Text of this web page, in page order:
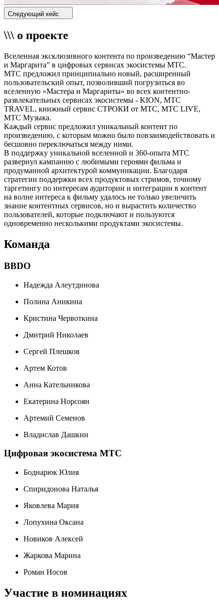
Следующий кейс
\\\ о проекте
Вселенная эксклюзивного контента по произведению “Мастер
и Маргарита” в цифровых сервисах экосистемы МТС.
МТС предложил принципиально новый, расширенный
пользовательский опыт, позволивший погрузиться во
вселенную «Мастера и Маргариты» во всех контентно-
развлекательных сервисах экосистемы - KION, МТС
TRAVEL, книжный сервис СТРОКИ от МТС, МТС LIVE,
МТС Музыка.
Каждый сервис предложил уникальный контент по
произведению, с которым можно было повзаимодействовать и
бесшовно переключаться между ними.
В поддержку уникальной вселенной и 360-опыта МТС
развернул кампанию с любимыми героями фильма и
продуманной архитектурой коммуникации. Благодаря
стратегии поддержки всех продуктовых стримов, точному
таргетингу по интересам аудитории и интеграции в контент
на волне интереса к фильму удалось не только увеличить
знание контентных сервисов, но и вырастить количество
пользователей, которые подключают и пользуются
одновременно несколькими продуктами экосистемы.
Команда
BBDO
Надежда Алеутдинова
Полина Аникина
Кристина Червоткина
Дмитрий Николаев
Сергей Плешков
Артем Котов
Анна Кательникова
Екатерина Норсоян
Артемий Семенов
Владислав Дашкин
Цифровая экосистема МТС
Боднарюк Юлия
Спиридонова Наталья
Яковлева Мария
Лопухина Оксана
Новиков Алексей
Жаркова Марина
Роман Носов
Участие в номинациях